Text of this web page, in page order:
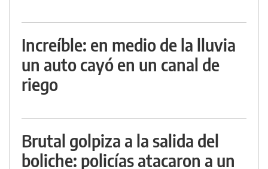
Increíble: en medio de la lluvia
un auto cayó en un canal de
riego
Brutal golpiza a la salida del
boliche: policías atacaron a un